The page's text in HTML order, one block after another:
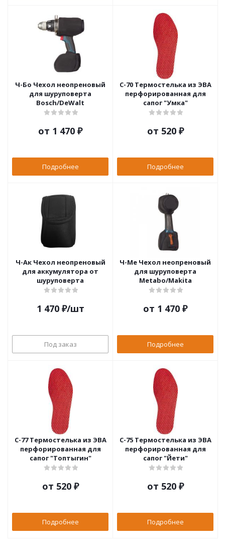
Ч-Бо Чехол неопреновый
для шуруповерта
Bosch/DeWalt
от 1 470 ₽
Подробнее
С-70 Термостелька из ЭВА
перфорированная для
сапог "Умка"
от 520 ₽
Подробнее
Ч-Ак Чехол неопреновый
для аккумулятора от
шуруповерта
1 470₽/шт
Под заказ
Ч-Ме Чехол неопреновый
для шуруповерта
Metabo/Makita
от 1 470 ₽
Подробнее
С-77 Термостелька из ЭВА
перфорированная для
сапог "Топтыгин"
от 520 ₽
Подробнее
С-75 Термостелька из ЭВА
перфорированная для
сапог "Йети"
от 520 ₽
Подробнее